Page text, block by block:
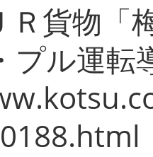
貨物「
プル運転